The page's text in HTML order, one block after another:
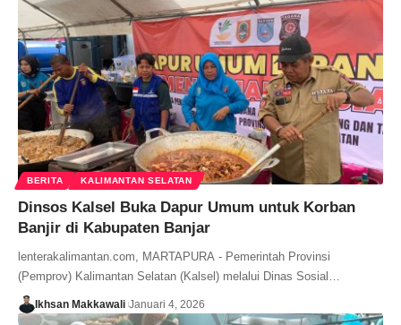
BERITA KALIMANTAN SELATAN
Dinsos Kalsel Buka Dapur Umum untuk Korban
Banjir di Kabupaten Banjar
lenterakalimantan.com, MARTAPURA - Pemerintah Provinsi
(Pemprov) Kalimantan Selatan (Kalsel) melalui Dinas Sosial…
Ikhsan Makkawali Januari 4, 2026